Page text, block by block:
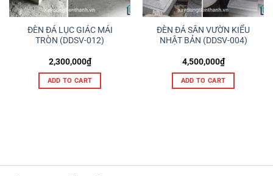
ĐÈN ĐÁ LỤC GIÁC MÁI
TRÒN (DDSV-012)
2,300,000₫
ADD TO CART
ĐÈN ĐÁ SÂN VƯỜN KIỂU
NHẬT BẢN (DDSV-004)
4,500,000₫
ADD TO CART